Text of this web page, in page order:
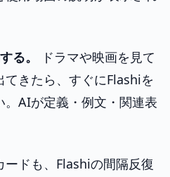
る。
ドラマや映画を見て
きたら、すぐにFlashiを
AIが定義・例文・関連表
ードも、Flashiの間隔反復